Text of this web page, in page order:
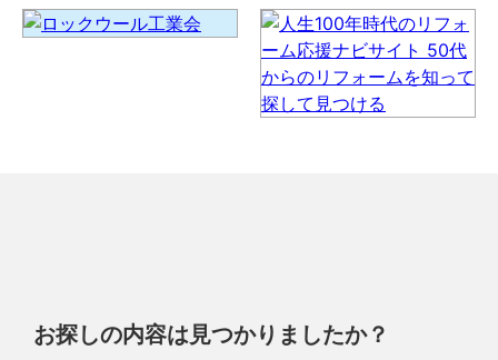
お探しの内容は見つかりましたか？